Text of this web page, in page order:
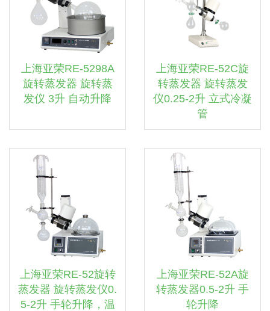
上海亚荣RE-5298A
旋转蒸发器 旋转蒸
发仪 3升 自动升降
上海亚荣RE-52C旋
转蒸发器 旋转蒸发
仪0.25-2升 立式冷凝
管
上海亚荣RE-52旋转
蒸发器 旋转蒸发仪0.
5-2升 手轮升降，温
上海亚荣RE-52A旋
转蒸发器0.5-2升 手
轮升降